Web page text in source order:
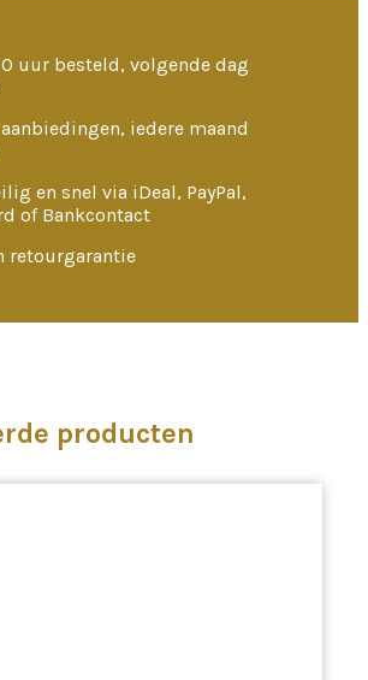
uur besteld, volgende dag
iedere maand
en snel via iDeal, PayPal,
of Bankcontact
retourgarantie
producten